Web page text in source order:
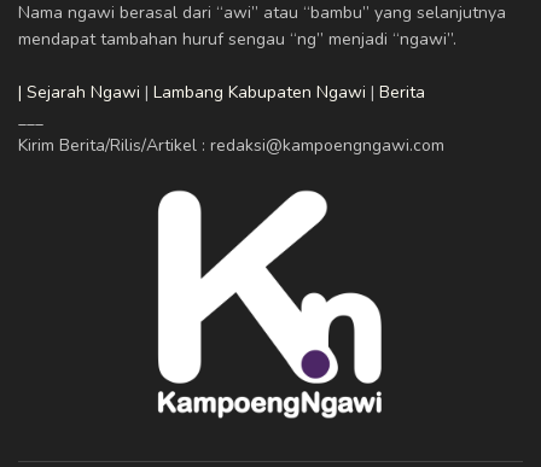
Nama ngawi berasal dari “awi” atau “bambu” yang selanjutnya
mendapat tambahan huruf sengau “ng” menjadi “ngawi”.
| Sejarah Ngawi | Lambang Kabupaten Ngawi | Berita
___
Kirim Berita/Rilis/Artikel : redaksi@kampoengngawi.com